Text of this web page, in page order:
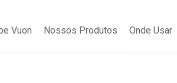
Vuon Nossos Produtos Onde Usar